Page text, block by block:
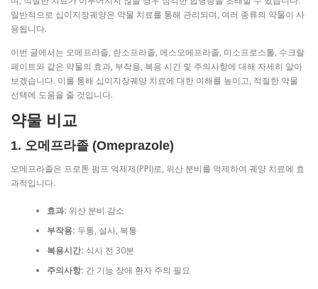
일반적으로 십이지장궤양은 약물 치료를 통해 관리되며, 여러 종류의 약물이 사
용됩니다.
이번 글에서는 오메프라졸, 란소프라졸, 에스오메프라졸, 미소프로스톨, 수크랄
페이트와 같은 약물의 효과, 부작용, 복용 시간 및 주의사항에 대해 자세히 알아
보겠습니다. 이를 통해 십이지장궤양 치료에 대한 이해를 높이고, 적절한 약물
선택에 도움을 줄 것입니다.
약물 비교
1. 오메프라졸 (Omeprazole)
오메프라졸은 프로톤 펌프 억제제(PPI)로, 위산 분비를 억제하여 궤양 치료에 효
과적입니다.
효과: 위산 분비 감소
부작용: 두통, 설사, 복통
복용시간: 식사 전 30분
주의사항: 간 기능 장애 환자 주의 필요